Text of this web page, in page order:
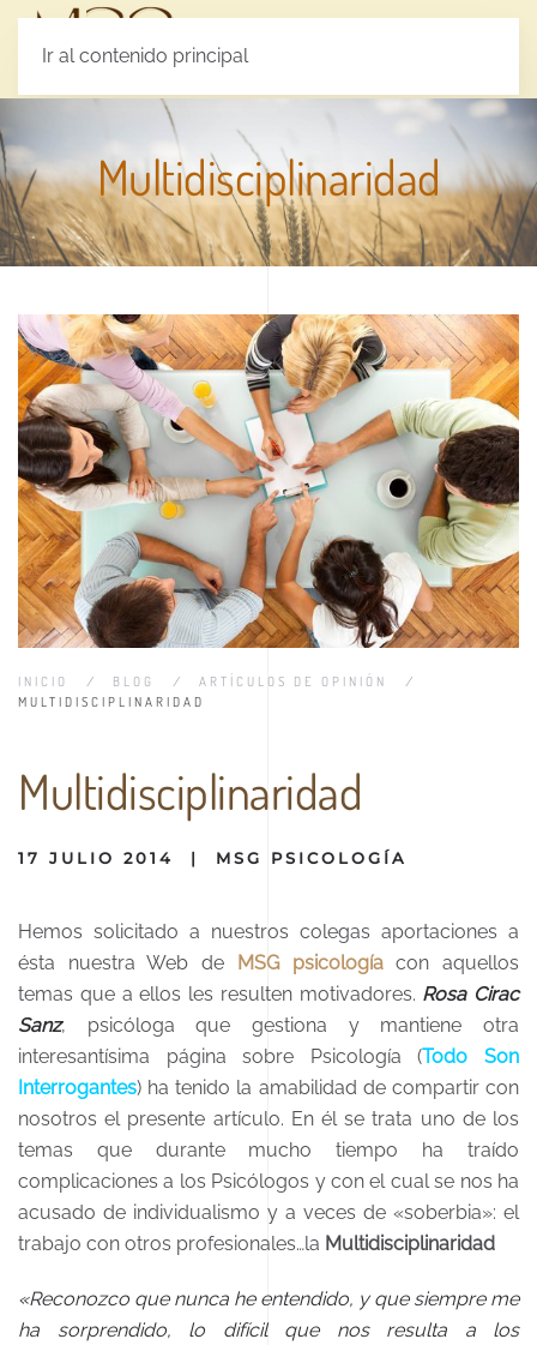
Ir al contenido principal
Multidisciplinaridad
INICIO BLOG
ARTÍCULOS DE OPINIÓN
MULTIDISCIPLINARIDAD
Multidisciplinaridad
17 JULIO 2014 | MSG PSICOLOGÍA
Hemos solicitado a nuestros colegas aportaciones a
ésta nuestra Web de
MSG psicologíacon aquellos
temas que a ellos les resulten motivadores. Rosa Cirac
Sanz, psicóloga que gestiona y mantiene otra
interesantísima página sobre Psicología (Todo Son
Interrogantes) ha tenido la amabilidad de compartir con
nosotros el presente artículo. En él se trata uno de los
temas que durante mucho tiempo ha traído
complicaciones a los Psicólogos y con el cual se nos ha
acusado de individualismo y a veces de «soberbia»: el
trabajo con otros profesionales…la Multidisciplinaridad
«Reconozco que nunca he entendido, y que siempre me
ha sorprendido, lo difícil que nos resulta a los